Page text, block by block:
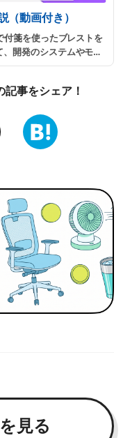
（動画付き）
箋を使ったブレストを
開発のシステムやモデ
ルタイムに実施できる
事をシェア！
見る